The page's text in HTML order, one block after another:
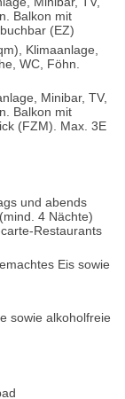
Balkon mit
(EZ)
Klimaanlage,
WC, Föhn.
Minibar, TV,
Balkon mit
(FZM). Max. 3E
und abends
4 Nächte)
Restaurants
Eis sowie
sowie alkoholfreie